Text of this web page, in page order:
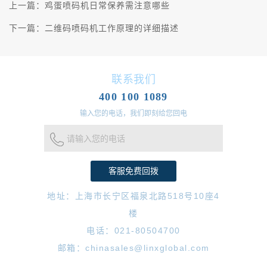
上一篇： 鸡蛋喷码机日常保养需注意哪些
下一篇： 二维码喷码机工作原理的详细描述
联系我们
400 100 1089
输入您的电话，我们即刻给您回电
请输入您的电话
地址：上海市长宁区福泉北路518号10座4
楼
电话：021-80504700
邮箱：chinasales@linxglobal.com